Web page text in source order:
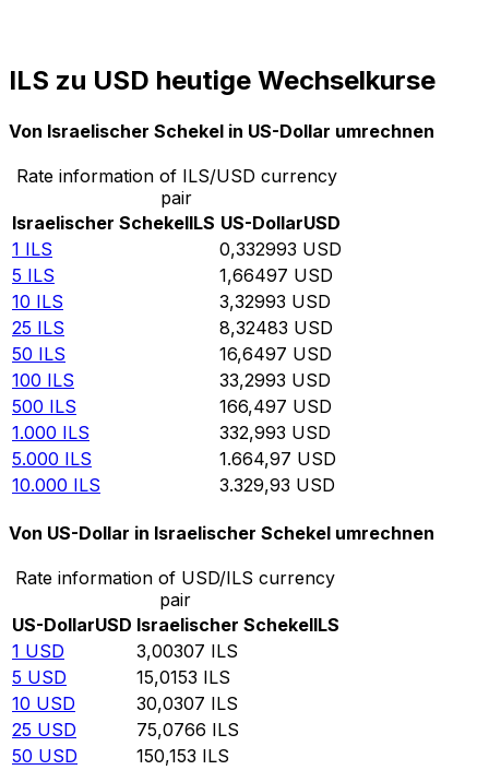
ILS zu USD heutige Wechselkurse
Von Israelischer Schekel in US-Dollar umrechnen
Rate information of ILS/USD currency
pair
Israelischer SchekelILS US-DollarUSD
1 ILS 0,332993 USD
5 ILS 1,66497 USD
10 ILS 3,32993 USD
25 ILS 8,32483 USD
50 ILS 16,6497 USD
100 ILS 33,2993 USD
500 ILS 166,497 USD
1.000 ILS 332,993 USD
5.000 ILS 1.664,97 USD
10.000 ILS 3.329,93 USD
Von US-Dollar in Israelischer Schekel umrechnen
Rate information of USD/ILS currency
pair
US-DollarUSD Israelischer SchekelILS
1 USD 3,00307 ILS
5 USD 15,0153 ILS
10 USD 30,0307 ILS
25 USD 75,0766 ILS
50 USD 150,153 ILS